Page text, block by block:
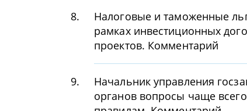
8.
Налоговые и таможенные
рамках инвестиционных
проектов. Комментарий
9.
Начальник управления
органов вопросы чаще